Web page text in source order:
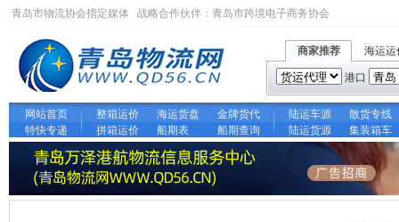
青岛市物流协会指定媒体 战略合作伙伴： 青岛市跨境电子商务协会
商家推荐 海运运
港口
网站首页 整箱运价 海运货盘 金牌货代 陆运车源
散货专线
特快专递
拼箱运价 船期表 船期查询 陆运货源 集装箱车